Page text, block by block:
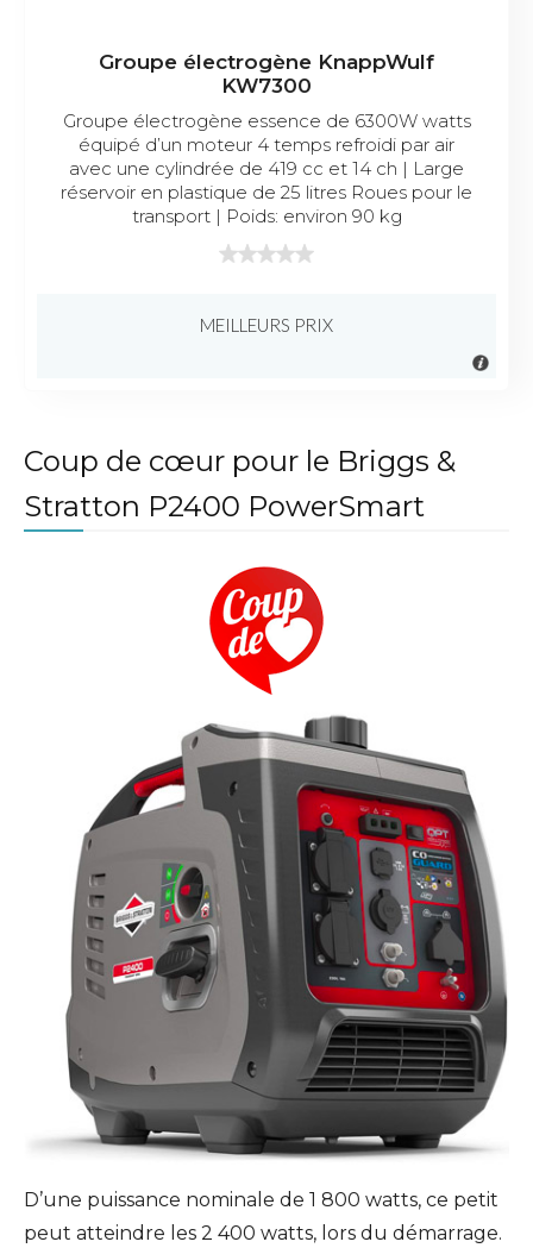
Groupe électrogène KnappWulf
KW7300
Groupe électrogène essence de 6300W watts
équipé d’un moteur 4 temps refroidi par air
avec une cylindrée de 419 cc et 14 ch | Large
réservoir en plastique de 25 litres Roues pour le
transport | Poids: environ 90 kg
MEILLEURS PRIX
Coup de cœur pour le Briggs &
Stratton P2400 PowerSmart
D’une puissance nominale de 1 800 watts, ce petit
peut atteindre les 2 400 watts, lors du démarrage.